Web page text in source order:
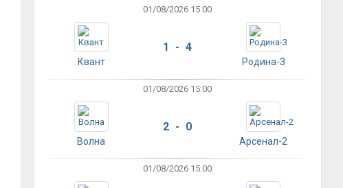
01/08/2026 15:00
Квант
1 - 4
Родина-3
01/08/2026 15:00
Волна
2 - 0
Арсенал-2
01/08/2026 15:00